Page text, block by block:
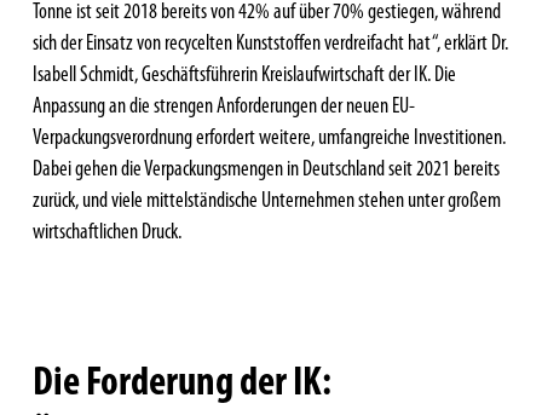
Tonne ist seit 2018 bereits von 42% auf über 70% gestiegen, während
sich der Einsatz von recycelten Kunststoffen verdreifacht hat“, erklärt Dr.
Isabell Schmidt, Geschäftsführerin Kreislaufwirtschaft der IK. Die
Anpassung an die strengen Anforderungen der neuen EU-
Verpackungsverordnung erfordert weitere, umfangreiche Investitionen.
Dabei gehen die Verpackungsmengen in Deutschland seit 2021 bereits
zurück, und viele mittelständische Unternehmen stehen unter großem
wirtschaftlichen Druck.
Die Forderung der IK: